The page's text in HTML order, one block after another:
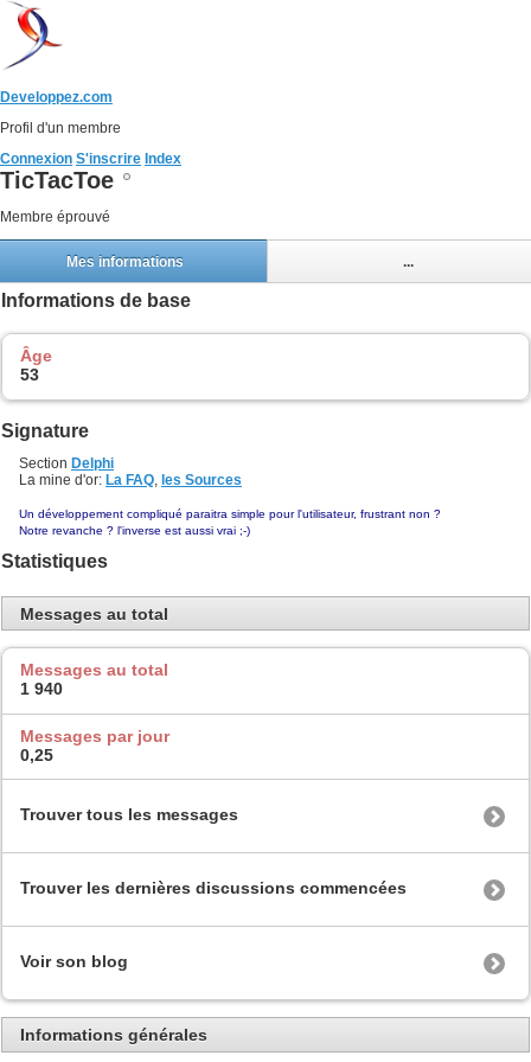
Developpez.com
Profil d'un membre
Connexion S'inscrire Index
TicTacToe
Membre éprouvé
Mes informations ...
Informations de base
Âge
53
Signature
Section Delphi
La mine d'or: La FAQ, les Sources
Un développement compliqué paraitra simple pour l'utilisateur, frustrant non ?
Notre revanche ? l'inverse est aussi vrai ;-)
Statistiques
Messages au total
Messages au total
1 940
Messages par jour
0,25
Trouver tous les messages
Trouver les dernières discussions commencées
Voir son blog
Informations générales